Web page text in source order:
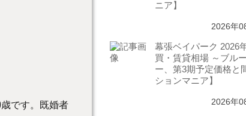
です。既婚者
ニア】
2026年
幕張ベイパーク 2026
買・賃貸相場 ～ブル
ー、第3期予定価格と
ションマニア】
2026年